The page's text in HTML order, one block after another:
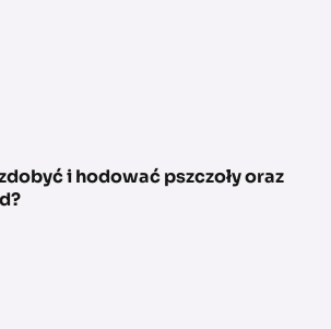
i hodować pszczoły oraz